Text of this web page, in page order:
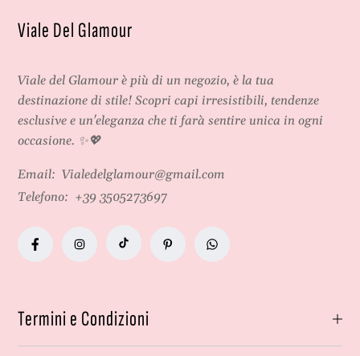
Viale Del Glamour
Viale del Glamour è più di un negozio, è la tua
destinazione di stile! Scopri capi irresistibili, tendenze
esclusive e un'eleganza che ti farà sentire unica in ogni
occasione. ✨💖
Email: Vialedelglamour@gmail.com
Telefono: +39 3505273697
Termini e Condizioni